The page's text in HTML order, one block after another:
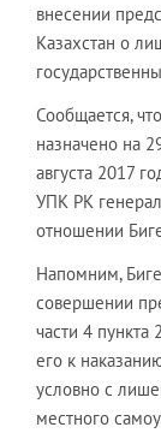
внесении
Казахстан о
Сообщается,
назначено на
августа 2017
УПК РК
отношении
Напомним,
совершении
части 4 пункта
его к
условно с
местного